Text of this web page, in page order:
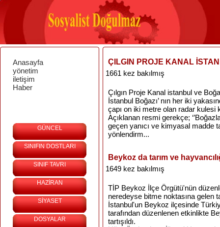
Anasayfa
yönetim
iletişim
Haber
GÜNCEL
SINIFIN DOSTLARI
SINIF TAVRI
HAZİRAN
SİYASET
DOSYALAR
ÇILGIN PROJE KANAL
1661 kez bakılmış
Çılgın Proje Kanal istanbul ve
İstanbul Boğazı’ nın her iki
çapı on iki metre olan radar kulesi
Açıklanan resmi gerekçe;
geçen yanıcı ve kimyasal madde
yönlendirm...
Beykoz da tarım ve
1649 kez bakılmış
TİP Beykoz İlçe Örgütü'nün
neredeyse bitme noktasına gelen
İstanbul'un Beykoz ilçesinde
tarafından düzenlenen etkinlikte
tartışıldı.